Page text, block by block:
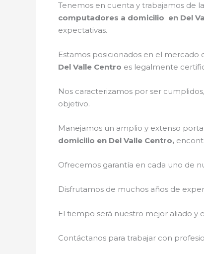
Tenemos en cuenta y trabajamos de
computadores a domicilio en Del
expectativas.
Estamos posicionados en el
Del Valle Centro es legalmente
Nos caracterizamos por ser
objetivo.
Manejamos un amplio y extenso
domicilio en Del Valle Centro,
Ofrecemos garantía en cada uno de
Disfrutamos de muchos años de
El tiempo será nuestro mejor aliado y
Contáctanos para trabajar con